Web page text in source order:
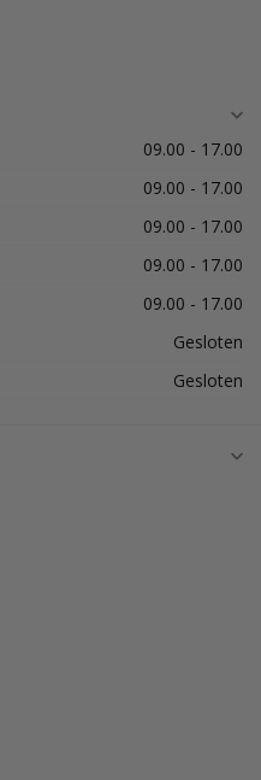
09.00 - 17.00
09.00 - 17.00
09.00 - 17.00
09.00 - 17.00
09.00 - 17.00
Gesloten
Gesloten